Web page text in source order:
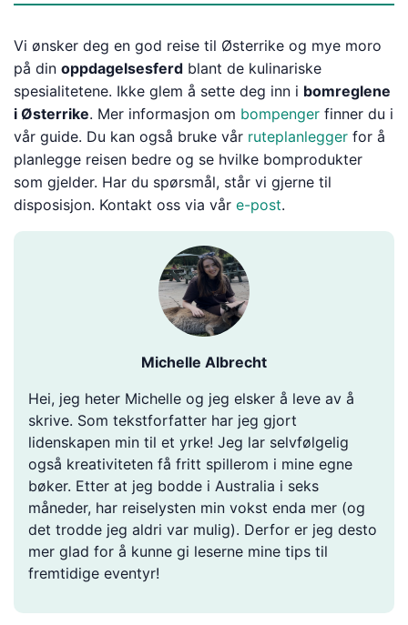
Vi ønsker deg en god reise til Østerrike og mye moro
på din oppdagelsesferd blant de kulinariske
spesialitetene. Ikke glem å sette deg inn i bomreglene
i Østerrike. Mer informasjon om bompenger finner du i
vår guide. Du kan også bruke vår ruteplanlegger for å
planlegge reisen bedre og se hvilke bomprodukter
som gjelder. Har du spørsmål, står vi gjerne til
disposisjon. Kontakt oss via vår e-post.
Michelle Albrecht
Hei, jeg heter Michelle og jeg elsker å leve av å
skrive. Som tekstforfatter har jeg gjort
lidenskapen min til et yrke! Jeg lar selvfølgelig
også kreativiteten få fritt spillerom i mine egne
bøker. Etter at jeg bodde i Australia i seks
måneder, har reiselysten min vokst enda mer (og
det trodde jeg aldri var mulig). Derfor er jeg desto
mer glad for å kunne gi leserne mine tips til
fremtidige eventyr!